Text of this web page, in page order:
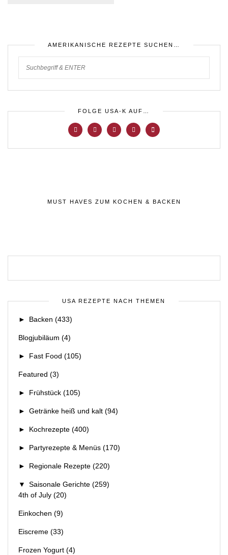
AMERIKANISCHE REZEPTE SUCHEN…
FOLGE USA-K AUF…
MUST HAVES ZUM KOCHEN & BACKEN
USA REZEPTE NACH THEMEN
► Backen (433)
Blogjubiläum (4)
► Fast Food (105)
Featured (3)
► Frühstück (105)
► Getränke heiß und kalt (94)
► Kochrezepte (400)
► Partyrezepte & Menüs (170)
► Regionale Rezepte (220)
▼ Saisonale Gerichte (259)
4th of July (20)
Einkochen (9)
Eiscreme (33)
Frozen Yogurt (4)